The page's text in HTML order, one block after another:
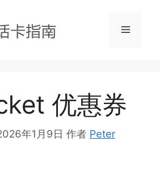
菜
优惠券
年1月9日 作者 Peter